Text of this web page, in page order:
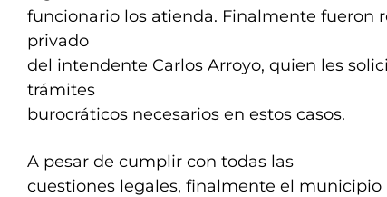
funcionario los atienda. Finalmente fueron
privado
del intendente Carlos Arroyo, quien les
trámites
burocráticos necesarios en estos casos.
A pesar de cumplir con todas las
cuestiones legales, finalmente el municipio